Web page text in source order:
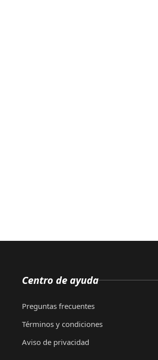
Centro de ayuda
Preguntas frecuentes
Términos y condiciones
Aviso de privacidad